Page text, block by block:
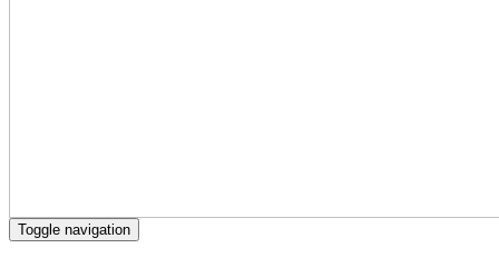
Toggle navigation